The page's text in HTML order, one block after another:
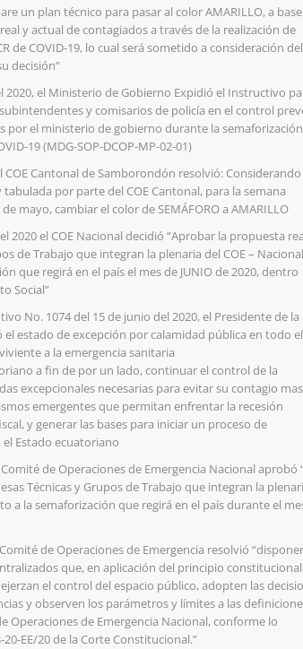
un plan técnico para pasar al color AMARILLO, a base
y actual de contagiados a través de la realización de
de COVID-19, lo cual será sometido a consideración del
decisión”
2020, el Ministerio de Gobierno Expidió el Instructivo
y comisarios de policía en el control
por el ministerio de gobierno durante la
19 (MDG-SOP-DCOP-MP-02-01)
COE Cantonal de Samborondón resolvió: Considerando
por parte del COE Cantonal, para la semana
mayo, cambiar el color de SEMÁFORO a AMARILLO
2020 el COE Nacional decidió “Aprobar la propuesta
de Trabajo que integran la plenaria del COE –
que regirá en el país el mes de JUNIO de 2020, dentro
Social”
No. 1074 del 15 de junio del 2020, el Presidente de la
el estado de excepción por calamidad pública en todo
a la emergencia sanitaria
a fin de por un lado, continuar el control de la
excepcionales necesarias para evitar su contagio
emergentes que permitan enfrentar la recesión
y generar las bases para iniciar un proceso de
Estado ecuatoriano
de Operaciones de Emergencia Nacional aprobó
Técnicas y Grupos de Trabajo que integran la
a la semaforización que regirá en el país durante el
de Operaciones de Emergencia resolvió
que, en aplicación del principio
el control del espacio público, adopten las
y observen los parámetros y límites a las
Operaciones de Emergencia Nacional, conforme lo
EE/20 de la Corte Constitucional.”